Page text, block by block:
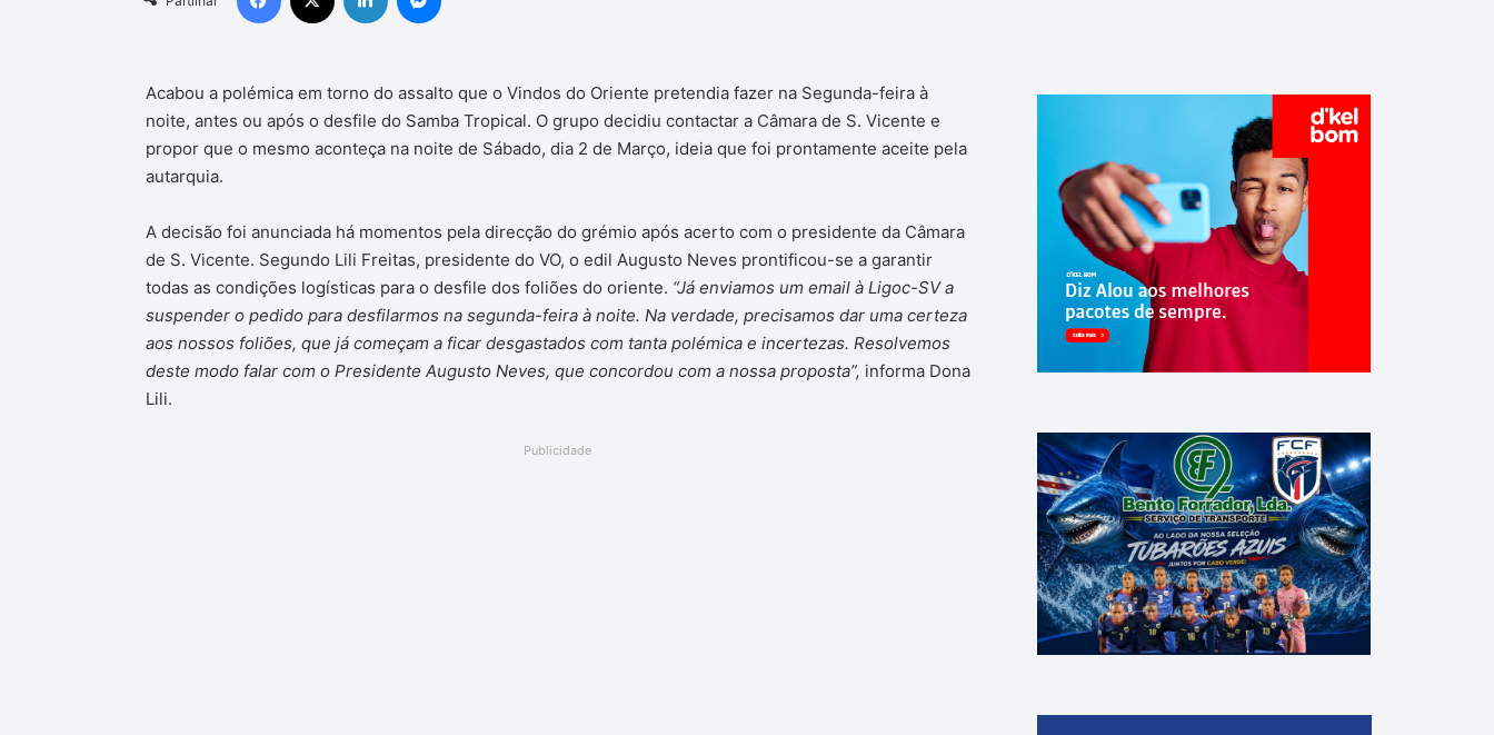
mail
Acabou a polémica em torno do assalto que o Vindos do Oriente pretendia fazer na Segunda-feira à
noite, antes ou após o desfile do Samba Tropical. O grupo decidiu contactar a Câmara de S. Vicente e
propor que o mesmo aconteça na noite de Sábado, dia 2 de Março, ideia que foi prontamente aceite pela
autarquia.
A decisão foi anunciada há momentos pela direcção do grémio após acerto com o presidente da Câmara
de S. Vicente. Segundo Lili Freitas, presidente do VO, o edil Augusto Neves prontificou-se a garantir
todas as condições logísticas para o desfile dos foliões do oriente. “Já enviamos um email à Ligoc-SV a
suspender o pedido para desfilarmos na segunda-feira à noite. Na verdade, precisamos dar uma certeza
aos nossos foliões, que já começam a ficar desgastados com tanta polémica e incertezas. Resolvemos
deste modo falar com o Presidente Augusto Neves, que concordou com a nossa proposta”, informa Dona
Lili.
Publicidade